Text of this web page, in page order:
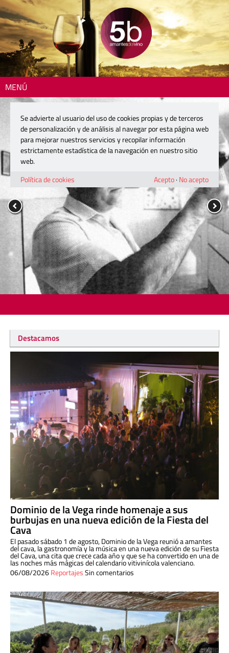
MENÚ
Destacamos
Dominio de la Vega rinde homenaje a sus
burbujas en una nueva edición de la Fiesta del
Cava
El pasado sábado 1 de agosto, Dominio de la Vega reunió a amantes
del cava, la gastronomía y la música en una nueva edición de su Fiesta
del Cava, una cita que crece cada año y que se ha convertido en una de
las noches más mágicas del calendario vitivinícola valenciano.
06/08/2026ReportajesSin comentarios
Se advierte al usuario del uso de cookies propias y de terceros
de personalización y de análisis al navegar por esta página web
para mejorar nuestros servicios y recopilar información
estrictamente estadística de la navegación en nuestro sitio
web.
Política de cookies
Acepto· No acepto